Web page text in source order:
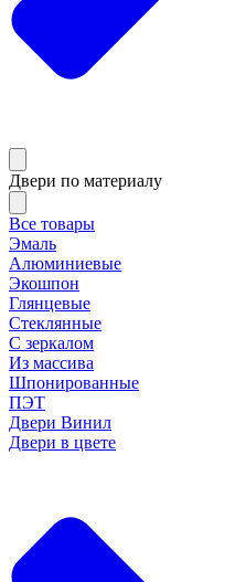
Двери по материалу
Все товары
Эмаль
Алюминиевые
Экошпон
Глянцевые
Стеклянные
С зеркалом
Из массива
Шпонированные
ПЭТ
Двери Винил
Двери в цвете